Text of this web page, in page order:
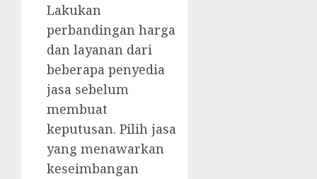
Lakukan
perbandingan harga
dan layanan dari
beberapa penyedia
jasa sebelum
membuat
keputusan. Pilih jasa
yang menawarkan
keseimbangan